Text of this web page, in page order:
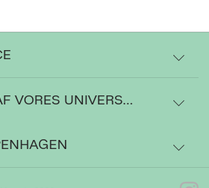
VORES UNIVERS...